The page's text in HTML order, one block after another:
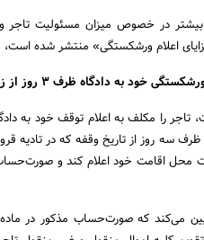
در خصوص میزان مسئولیت تاجر
اعلام ورشکستگی» منتشر شده است،
به دادگاه ظرف 3 روز از زمان ایجاد توقف
تجارت، تاجر را مکلف به اعلام توقف
ظرف سه روز از تاریخ وقفه که در
محل اقامت خود اعلام کند و صورت‌حساب